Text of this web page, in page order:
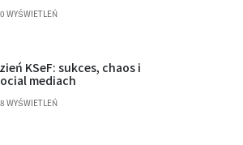
WYŚWIETLEŃ
KSeF: sukces, chaos i
mediach
WYŚWIETLEŃ